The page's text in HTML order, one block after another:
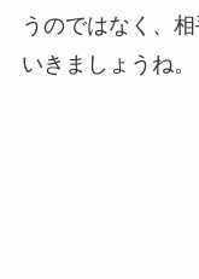
うのではなく、
いきましょうね。